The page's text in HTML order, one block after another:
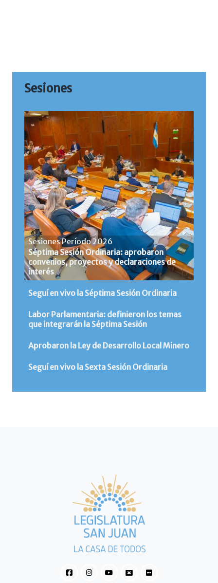
Sesiones
Sesiones Período 2026
Séptima Sesión Ordinaria: aprobaron
convenios, proyectos y declaraciones de
interés
Seguí en vivo la Séptima Sesión Ordinaria
Labor Parlamentaria: definieron los temas
que integrarán la Séptima Sesión
Aprobaron la Ley de Desarrollo Local Minero
Seguí en vivo la Sexta Sesión Ordinaria